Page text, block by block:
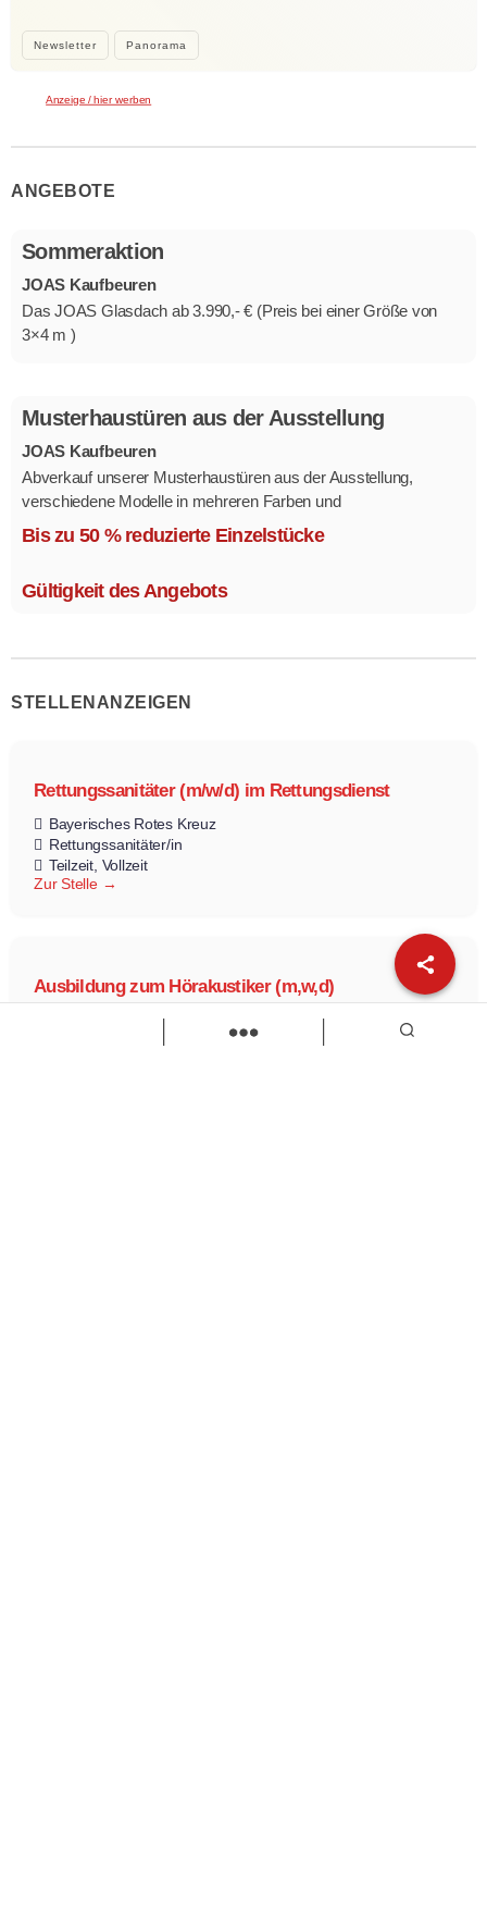
Newsletter Panorama
Anzeige / hier werben
ANGEBOTE
Sommeraktion
JOAS Kaufbeuren
Das JOAS Glasdach ab 3.990,- € (Preis bei einer Größe von
3×4 m )
Musterhaustüren aus der Ausstellung
JOAS Kaufbeuren
Abverkauf unserer Musterhaustüren aus der Ausstellung,
verschiedene Modelle in mehreren Farben und
Ausstattungsvarianten.
Bis zu 50 % reduzierte Einzelstücke
Gültigkeit des Angebots
STELLENANZEIGEN
Rettungssanitäter (m/w/d) im Rettungsdienst
Bayerisches Rotes Kreuz
Rettungssanitäter/in
Teilzeit Vollzeit
Zur Stelle
Ausbildung zum Hörakustiker (m,w,d)
Akustik Freunde GmbH